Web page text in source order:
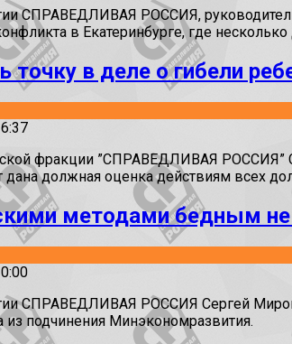
СПРАВЕДЛИВАЯ РОССИЯ,
в Екатеринбурге, где
точку в деле о гибели
фракции ”СПРАВЕДЛИВАЯ РОССИЯ”
дана должная оценка действиям всех
методами бедным
СПРАВЕДЛИВАЯ РОССИЯ Сергей
подчинения Минэкономразвития.